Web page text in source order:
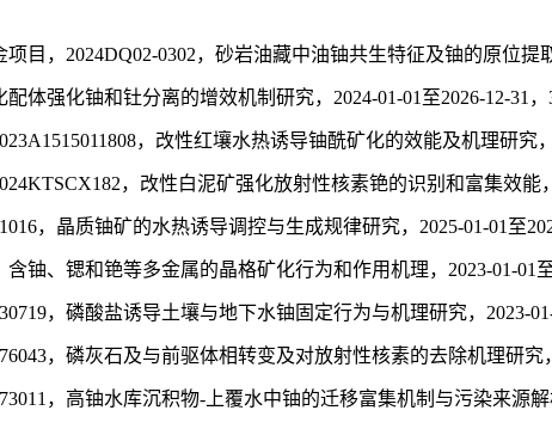
目，2024DQ02-0302，砂岩油藏中油铀共生特征及铀的原位提
体强化铀和钍分离的增效机制研究，2024-01-01至2026-12-31
，改性红壤水热诱导铀酰矿化的效能及机理研究
，改性白泥矿强化放射性核素铯的识别和富集效能
，晶质铀矿的水热诱导调控与生成规律研究，2025-01-01至
铀、锶和铯等多金属的晶格矿化行为和作用机理，2023-01-01
，磷酸盐诱导土壤与地下水铀固定行为与机理研究，2023-
，磷灰石及与前驱体相转变及对放射性核素的去除机理研究
，高铀水库沉积物-上覆水中铀的迁移富集机制与污染来源解